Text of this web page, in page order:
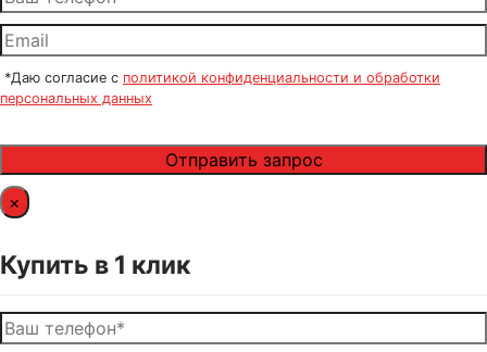
*Даю согласие с политикой конфиденциальности и обработки
персональных данных
×
Купить в 1 клик